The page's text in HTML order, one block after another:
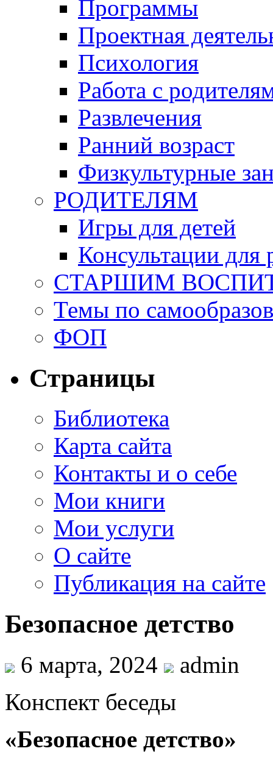
Программы
Проектная
Психология
Работа с
Развлечения
Ранний возраст
Физкультурные
РОДИТЕЛЯМ
Игры для детей
Консультации для
СТАРШИМ
Темы по
ФОП
Страницы
Библиотека
Карта сайта
Контакты и о себе
Мои книги
Мои услуги
О сайте
Публикация на сайте
Безопасное детство
6 марта, 2024
admin
Конспект беседы
«Безопасное детство»